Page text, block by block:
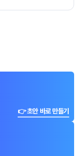
👉 초안 바로 만들기